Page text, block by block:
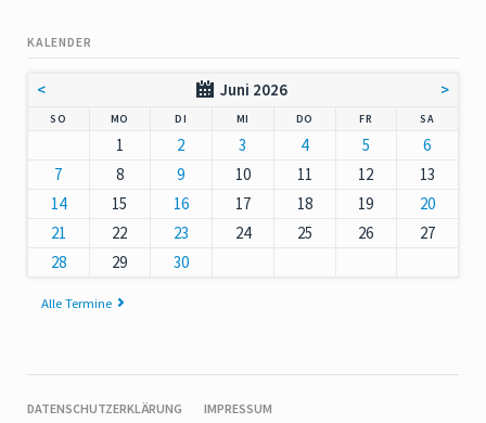
KALENDER
< Juni 2026 >
SO MO DI MI DO NNERSTAG
FR SAMSTAG
1 2 3 4 5
6
7
8 9 10 11 12
13
14
15 16 17 18 19
20
21
22 23 24 25 26
27
28
29 30
Alle Termine
NAVIGATION
DATENSCHUTZERKLÄRUNG IMPRESSUM